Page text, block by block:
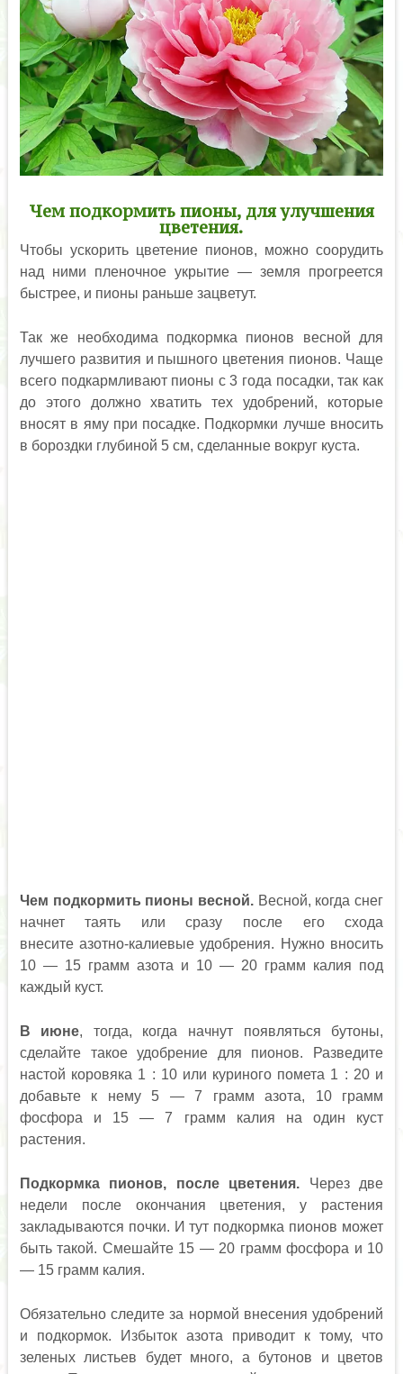
Чем подкормить пионы, для улучшения
цветения.
Чтобы ускорить цветение пионов, можно соорудить
над ними пленочное укрытие — земля прогреется
быстрее, и пионы раньше зацветут.
Так же необходима подкормка пионов весной для
лучшего развития и пышного цветения пионов. Чаще
всего подкармливают пионы с 3 года посадки, так как
до этого должно хватить тех удобрений, которые
вносят в яму при посадке. Подкормки лучше вносить
в бороздки глубиной 5 см, сделанные вокруг куста.
Чем подкормить пионы весной. Весной, когда снег
начнет таять или сразу после его схода
внесите азотно-калиевые удобрения. Нужно вносить
10 — 15 грамм азота и 10 — 20 грамм калия под
каждый куст.
В июне, тогда, когда начнут появляться бутоны,
сделайте такое удобрение для пионов. Разведите
настой коровяка 1 : 10 или куриного помета 1 : 20 и
добавьте к нему 5 — 7 грамм азота, 10 грамм
фосфора и 15 — 7 грамм калия на один куст
растения.
Подкормка пионов, после цветения. Через две
недели после окончания цветения, у растения
закладываются почки. И тут подкормка пионов может
быть такой. Смешайте 15 — 20 грамм фосфора и 10
— 15 грамм калия.
Обязательно следите за нормой внесения удобрений
и подкормок. Избыток азота приводит к тому, что
зеленых листьев будет много, а бутонов и цветов